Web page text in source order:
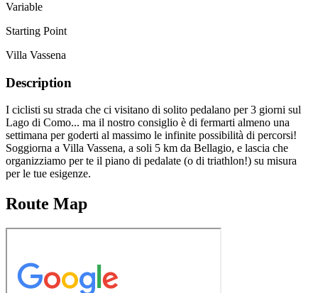
Variable
Starting Point
Villa Vassena
Description
I ciclisti su strada che ci visitano di solito pedalano per 3 giorni sul
Lago di Como... ma il nostro consiglio è di fermarti almeno una
settimana per goderti al massimo le infinite possibilità di percorsi!
Soggiorna a Villa Vassena, a soli 5 km da Bellagio, e lascia che
organizziamo per te il piano di pedalate (o di triathlon!) su misura
per le tue esigenze.
Route Map